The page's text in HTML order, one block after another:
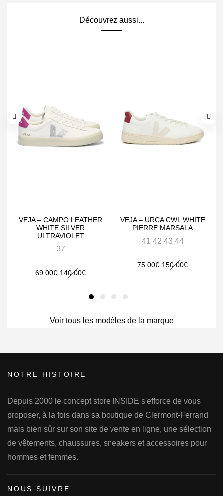
Découvrez aussi...
VEJA – CAMPO LEATHER
WHITE SILVER
ULTRAVIOLET
37
140.00€
Le
69.00€ Le
VEJA – URCA CWL WHITE
PIERRE MARSALA
41 42 43 44
150.00€
Le
150.00€.
75.00€ Le
75.00€.
Voir tous les modèles de la marque
NOTRE HISTOIRE
Depuis 2000 le concept store INSIDE s'efforce de vous
proposer, à la fois dans sa boutique de Clermont-Ferrand
mais bien sûr sur son site de vente en ligne, une sélection
de vêtements, chaussures, sneakers et accessoires pour
hommes et femmes.
NOUS SUIVRE